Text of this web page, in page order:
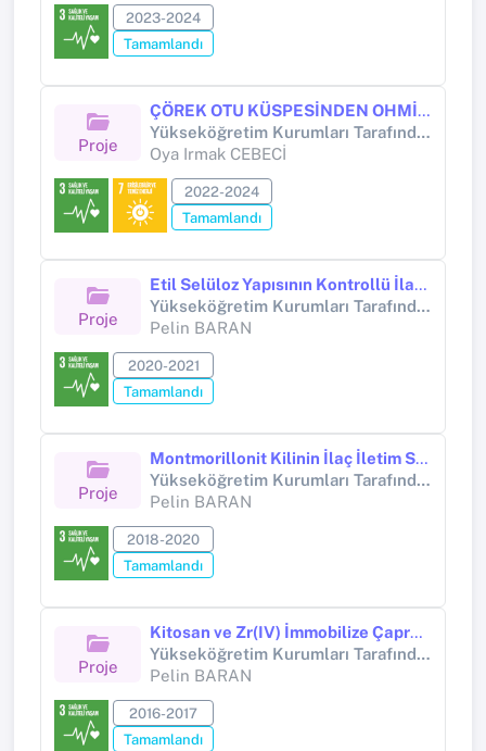
2023-2024
Tamamlandı
Proje
ÇÖREK OTU KÜSPESİNDEN OHMİK ISITMA SİSTEMİ DESTEKLİ BİYOBOZUNUR FİLM ÜRETİMİ
Yükseköğretim Kurumları Tarafından Destekli Bilimsel Araştırma Projesi (Yükseköğretim Kurumları tarafından destekli bilimsel araştırma projesi)
Oya Irmak CEBECİ
2022-2024
Tamamlandı
Proje
Etil Selüloz Yapısının Kontrollü İlaç Salınımının İncelenmesi
Yükseköğretim Kurumları Tarafından Destekli Bilimsel Araştırma Projesi (Yükseköğretim Kurumları tarafından destekli bilimsel araştırma projesi)
Pelin BARAN
2020-2021
Tamamlandı
Proje
Montmorillonit Kilinin İlaç İletim Sistemine Etkisinin Araştırılması
Yükseköğretim Kurumları Tarafından Destekli Bilimsel Araştırma Projesi (Yükseköğretim Kurumları tarafından destekli bilimsel araştırma projesi)
Pelin BARAN
2018-2020
Tamamlandı
Proje
Kitosan ve Zr(IV) İmmobilize Çapraz Bağlı Kitosan Kullanılarak Orange II Boyar Madde Adsorpsiyonu
Yükseköğretim Kurumları Tarafından Destekli Bilimsel Araştırma Projesi (Yükseköğretim Kurumları tarafından destekli bilimsel araştırma projesi)
Pelin BARAN
2016-2017
Tamamlandı